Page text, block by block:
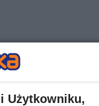
Użytkowniku,